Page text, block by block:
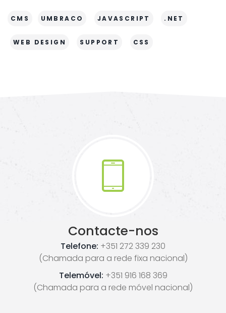
CMS UMBRACO JAVASCRIPT .NET
WEB DESIGN SUPPORT CSS
Contacte-nos
Telefone: +351 272 339 230
(Chamada para a rede fixa nacional)
Telemóvel: +351 916 168 369
(Chamada para a rede móvel nacional)